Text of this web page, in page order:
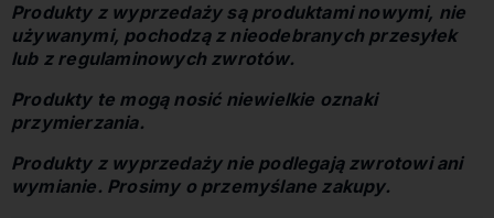
Produkty z wyprzedaży są produktami nowymi, nie
używanymi, pochodzą z nieodebranych przesyłek
lub z regulaminowych zwrotów.
Produkty te mogą nosić niewielkie oznaki
przymierzania.
Produkty z wyprzedaży nie podlegają zwrotowi ani
wymianie. Prosimy o przemyślane zakupy.